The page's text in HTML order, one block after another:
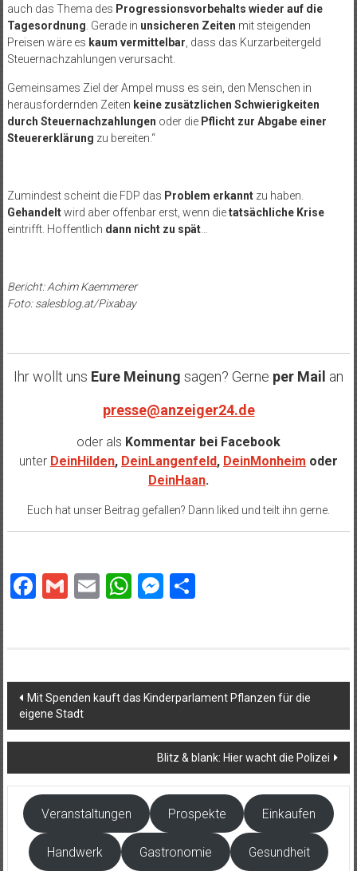
auch das Thema des Progressionsvorbehalts wieder auf die
Tagesordnung. Gerade in unsicheren Zeiten mit steigenden
Preisen wäre es kaum vermittelbar, dass das Kurzarbeitergeld
Steuernachzahlungen verursacht.
Gemeinsames Ziel der Ampel muss es sein, den Menschen in
herausfordernden Zeiten keine zusätzlichen Schwierigkeiten
durch Steuernachzahlungen oder die Pflicht zur Abgabe einer
Steuererklärung zu bereiten.“
Zumindest scheint die FDP das Problem erkanntzu haben.
Gehandeltwird aber offenbar erst, wenn dietatsächliche Krise
eintrifft. Hoffentlich dann nicht zu spät…
Bericht: Achim Kaemmerer
Foto: salesblog.at/Pixabay
Ihr wollt uns Eure Meinung sagen? Gerne per Mail an
presse@anzeiger24.de
oder als Kommentar bei Facebook
unter DeinHilden, DeinLangenfeld, DeinMonheim oder
DeinHaan.
Euch hat unser Beitrag gefallen? Dann liked und teilt ihn gerne.
Facebook
GmailEmailWhatsApp
Messenger
Beitragsnavigation
Mit Spenden kauft das Kinderparlament Pflanzen für die
eigene Stadt
Blitz & blank: Hier wacht die Polizei
Veranstaltungen Prospekte Einkaufen
Handwerk Gastronomie Gesundheit